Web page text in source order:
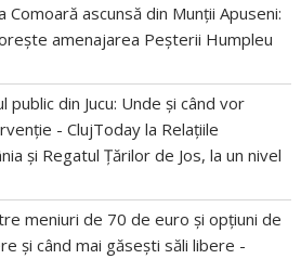
Comoară ascunsă din Munții Apuseni:
amenajarea Peșterii Humpleu
din Jucu: Unde și când vor
- ClujToday la Relațiile
și Regatul Țărilor de Jos, la un nivel
meniuri de 70 de euro și opțiuni de
și când mai găsești săli libere -